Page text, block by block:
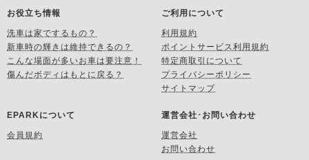
お役立ち情報
洗車は家でするもの？
新車時の輝きは維持できるの？
こんな場面が多いお車は要注意！
傷んだボディはもとに戻る？
ご利用について
利用規約
ポイントサービス利用規約
特定商取引について
プライバシーポリシー
サイトマップ
EPARKについて
会員規約
運営会社･お問い合わせ
運営会社
お問い合わせ